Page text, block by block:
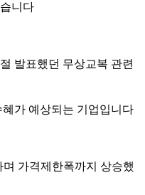
니다
발표했던 무상교복 관련
가 예상되는 기업입니다
며 가격제한폭까지 상승했